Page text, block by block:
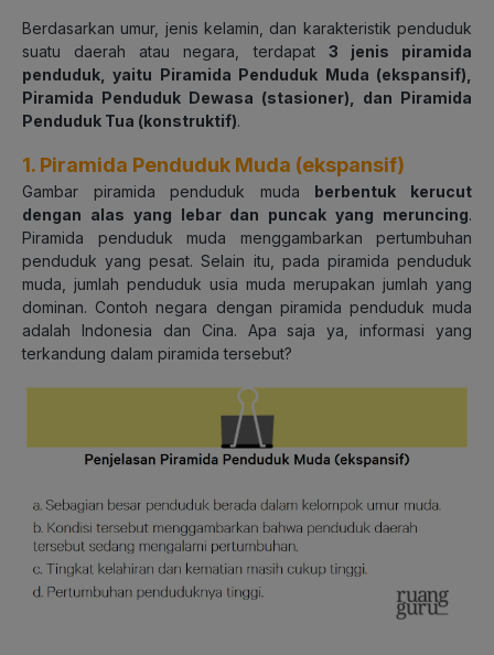
Berdasarkan umur, jenis kelamin, dan karakteristik penduduk
suatu daerah atau negara, terdapat 3 jenis piramida
penduduk, yaitu Piramida Penduduk Muda (ekspansif),
Piramida Penduduk Dewasa (stasioner), dan Piramida
Penduduk Tua (konstruktif).
1. Piramida Penduduk Muda (ekspansif)
Gambar piramida penduduk muda berbentuk kerucut
dengan alas yang lebar dan puncak yang meruncing.
Piramida penduduk muda menggambarkan pertumbuhan
penduduk yang pesat. Selain itu, pada piramida penduduk
muda, jumlah penduduk usia muda merupakan jumlah yang
dominan. Contoh negara dengan piramida penduduk muda
adalah Indonesia dan Cina. Apa saja ya, informasi yang
terkandung dalam piramida tersebut?